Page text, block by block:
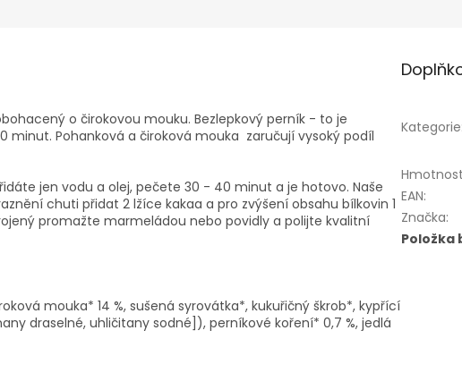
o čirokovou mouku. Bezlepkový perník - to je
minut. Pohanková a čiroková mouka zaručují vysoký podíl
jen vodu a olej, pečete 30 - 40 minut a je hotovo. Naše
chuti přidat 2 lžíce kakaa a pro zvýšení obsahu bílkovin 1
promažte marmeládou nebo povidly a polijte kvalitní
mouka* 14 %, sušená syrovátka*, kukuřičný škrob*, kypřící
draselné, uhličitany sodné]), perníkové koření* 0,7 %, jedlá
Kategorie
Hmotnost
EAN:
Značka:
Položka